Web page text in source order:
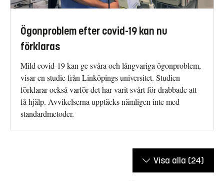
Ögonproblem efter covid-19 kan nu
förklaras
Mild covid-19 kan ge svåra och långvariga ögonproblem,
visar en studie från Linköpings universitet. Studien
förklarar också varför det har varit svårt för drabbade att
få hjälp. Avvikelserna upptäcks nämligen inte med
standardmetoder.
Visa alla (24)